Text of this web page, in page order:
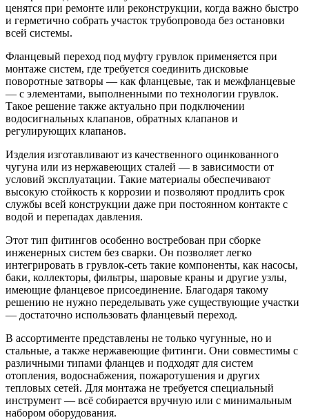
ценятся при ремонте или реконструкции, когда важно быстро
и герметично собрать участок трубопровода без остановки
всей системы.
Фланцевый переход под муфту грувлок применяется при
монтаже систем, где требуется соединить дисковые
поворотные затворы — как фланцевые, так и межфланцевые
— с элементами, выполненными по технологии грувлок.
Такое решение также актуально при подключении
водосигнальных клапанов, обратных клапанов и
регулирующих клапанов.
Изделия изготавливают из качественного оцинкованного
чугуна или из нержавеющих сталей — в зависимости от
условий эксплуатации. Такие материалы обеспечивают
высокую стойкость к коррозии и позволяют продлить срок
службы всей конструкции даже при постоянном контакте с
водой и перепадах давления.
Этот тип фитингов особенно востребован при сборке
инженерных систем без сварки. Он позволяет легко
интегрировать в грувлок-сеть такие компоненты, как насосы,
баки, коллекторы, фильтры, шаровые краны и другие узлы,
имеющие фланцевое присоединение. Благодаря такому
решению не нужно переделывать уже существующие участки
— достаточно использовать фланцевый переход.
В ассортименте представлены не только чугунные, но и
стальные, а также нержавеющие фитинги. Они совместимы с
различными типами фланцев и подходят для систем
отопления, водоснабжения, пожаротушения и других
тепловых сетей. Для монтажа не требуется специальный
инструмент — всё собирается вручную или с минимальным
набором оборудования.